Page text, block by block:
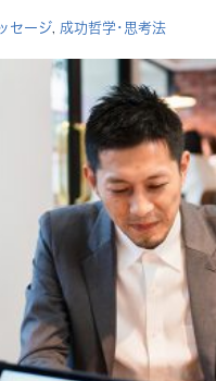
セージ 成功哲学･思考法